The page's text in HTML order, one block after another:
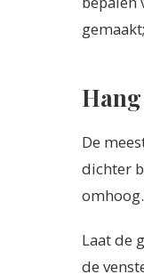
De
dichter
Laat de
de